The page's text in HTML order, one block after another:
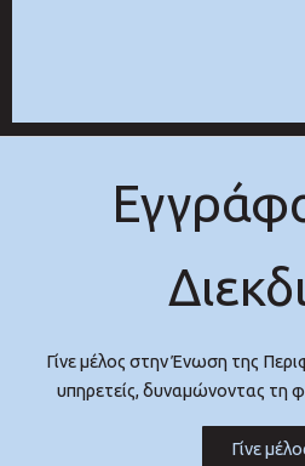
Γίνε μέλος στην Ένωση της
υπηρετείς, δυναμώνοντας τη
Γίνε